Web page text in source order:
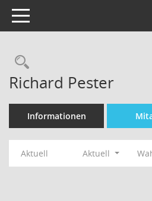
Toggle navigation
Rechercheauswahl
Richard Pester
Informationen
Aktuell Aktuell